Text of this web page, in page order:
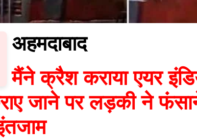
अहमदाबाद
मैंने क्रैश कराया एयर
जाने पर लड़की ने